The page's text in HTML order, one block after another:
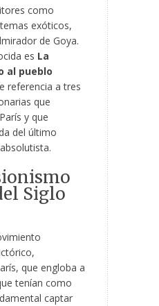
como
exóticos,
de Goya.
es La
al pueblo
referencia a tres
que
y que
del último
Siglo
que engloba a
tenían como
captar